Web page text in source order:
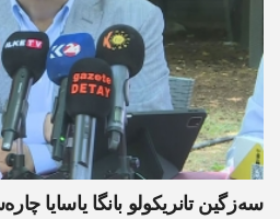
سەزگین تانریکولو بانگا یاسایا